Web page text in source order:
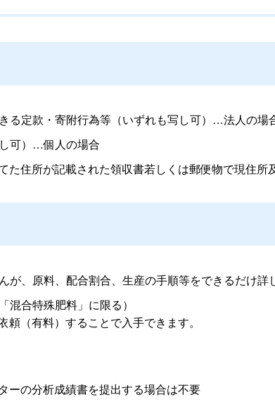
る定款・寄附行為等（いずれも写し可）…法人の場
可）…個人の場合
住所が記載された領収書若しくは郵便物で現住
、原料、配合割合、生産の手順等をできるだけ詳
合特殊肥料」に限る）
（有料）することで入手できます。
ーの分析成績書を提出する場合は不要